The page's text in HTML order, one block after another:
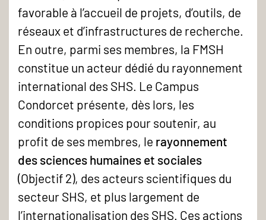
favorable à l’accueil de projets, d’outils, de
réseaux et d’infrastructures de recherche.
En outre, parmi ses membres, la FMSH
constitue un acteur dédié du rayonnement
international des SHS. Le Campus
Condorcet présente, dès lors, les
conditions propices pour soutenir, au
profit de ses membres, le rayonnement
des sciences humaines et sociales
(Objectif 2), des acteurs scientifiques du
secteur SHS, et plus largement de
l’internationalisation des SHS. Ces actions